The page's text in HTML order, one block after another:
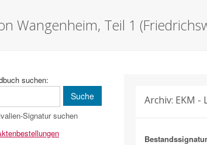
Wangenheim, Teil 1
suchen:
Signatur suchen
Archiv: EKM -